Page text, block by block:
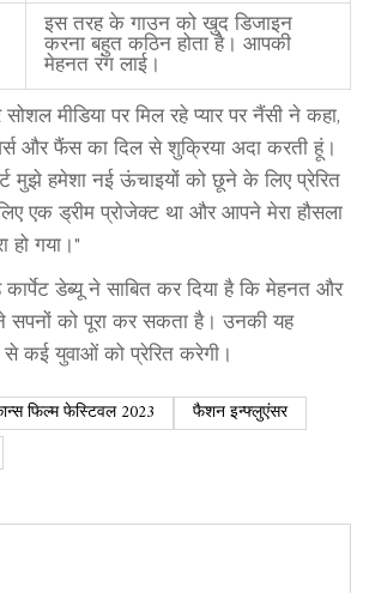
इस तरह के गाउन को खुद डिजाइन
करना बहुत कठिन होता है। आपकी
मेहनत रंग लाई।
मीडिया पर मिल रहे प्यार पर नैंसी ने कहा,
और फैंस का दिल से शुक्रिया अदा करती हूं।
मुझे हमेशा नई ऊंचाइयों को छूने के लिए प्रेरित
एक ड्रीम प्रोजेक्ट था और आपने मेरा हौसला
हो गया।"
डेब्यू ने साबित कर दिया है कि मेहनत और
को पूरा कर सकता है। उनकी यह
कई युवाओं को प्रेरित करेगी।
फिल्म फेस्टिवल 2023
फैशन इन्फ्लुएंसर